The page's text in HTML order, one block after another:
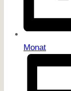
Monat